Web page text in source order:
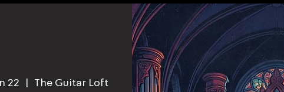
22
  |
The Guitar Loft